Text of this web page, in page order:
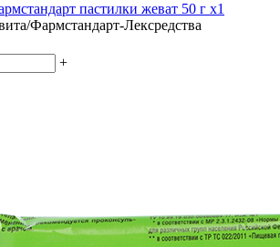
пастилки жеват 50 г x1
Фармстандарт-Лексредства
+